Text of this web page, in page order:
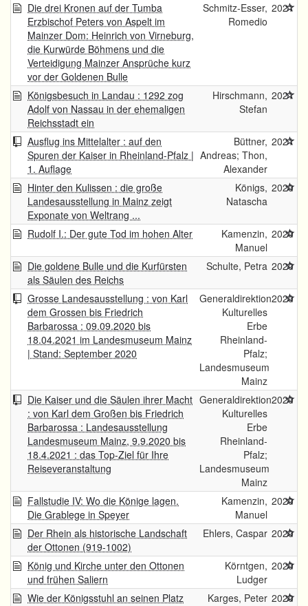
Die drei Kronen auf der Tumba
Erzbischof Peters von Aspelt im
Mainzer Dom: Heinrich von Virneburg,
die Kurwürde Böhmens und die
Verteidigung Mainzer Ansprüche kurz
vor der Goldenen Bulle
Schmitz-Esser,
Romedio
2021
Königsbesuch in Landau : 1292 zog
Adolf von Nassau in der ehemaligen
Reichsstadt ein
Hirschmann,
Stefan
2021
Ausflug ins Mittelalter : auf den
Spuren der Kaiser in Rheinland-Pfalz |
1. Auflage
Büttner,
Andreas; Thon,
Alexander
2021
Hinter den Kulissen : die große
Landesausstellung in Mainz zeigt
Exponate von Weltrang ...
Königs,
Natascha
2020
Rudolf I.: Der gute Tod im hohen Alter
Kamenzin,
Manuel
2020
Die goldene Bulle und die Kurfürsten
als Säulen des Reichs
Schulte, Petra 2020
Grosse Landesausstellung : von Karl
dem Grossen bis Friedrich
Barbarossa : 09.09.2020 bis
18.04.2021 im Landesmuseum Mainz
| Stand: September 2020
Generaldirektion
Kulturelles
Erbe
Rheinland-
Pfalz;
Landesmuseum
Mainz
2020
Die Kaiser und die Säulen ihrer Macht
: von Karl dem Großen bis Friedrich
Barbarossa : Landesausstellung
Landesmuseum Mainz, 9.9.2020 bis
18.4.2021 : das Top-Ziel für Ihre
Reiseveranstaltung
Generaldirektion
Kulturelles
Erbe
Rheinland-
Pfalz;
Landesmuseum
Mainz
2020
Fallstudie IV: Wo die Könige lagen.
Die Grablege in Speyer
Kamenzin,
Manuel
2020
Der Rhein als historische Landschaft
der Ottonen (919-1002)
Ehlers, Caspar 2020
König und Kirche unter den Ottonen
und frühen Saliern
Körntgen,
Ludger
2020
Wie der Königsstuhl an seinen Platz
Karges, Peter 2020